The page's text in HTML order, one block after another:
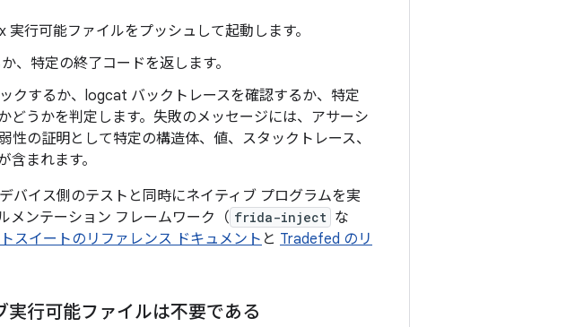
行可能ファイルをプッシュして起動します。
、特定の終了コードを返します。
クするか、logcat バックトレースを確認するか、特定
どうかを判定します。失敗のメッセージには、アサーシ
性の証明として特定の構造体、値、スタックトレース、
まれます。
バイス側のテストと同時にネイティブ プログラムを実
メンテーション フレームワーク（ frida-inject な
スイートのリファレンス ドキュメント と Tradefed のリ
行可能ファイルは不要である